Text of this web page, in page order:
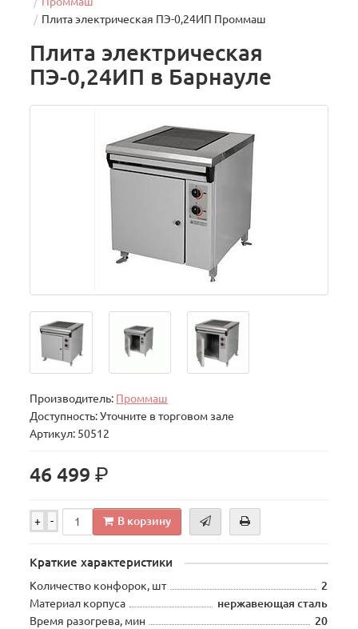
Плита электрическая ПЭ-0,24ИП Проммаш
Плита электрическая
ПЭ-0,24ИП в Барнауле
Производитель: Проммаш
Доступность: Уточните в торговом зале
Артикул: 50512
46 499р.
+ - В корзину
Краткие характеристики
Количество конфорок, шт
2
Материал корпуса
нержавеющая сталь
Время разогрева, мин
20